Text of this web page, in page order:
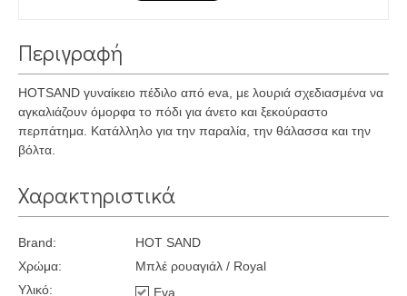
Περιγραφή
HOTSAND γυναίκειο πέδιλο από eva, με λουριά σχεδιασμένα να
αγκαλιάζουν όμορφα το πόδι για άνετο και ξεκούραστο
περπάτημα. Κατάλληλο για την παραλία, την θάλασσα και την
βόλτα.
Χαρακτηριστικά
Brand:
HOT SAND
Χρώμα:
Μπλέ ρουαγιάλ / Royal
Υλικό:
Eva